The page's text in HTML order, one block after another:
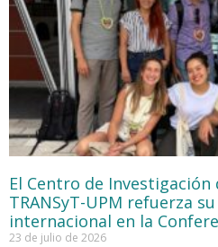
El Centro de
TRANSyT-UPM refuerza
internacional en la
23 de julio de 2026